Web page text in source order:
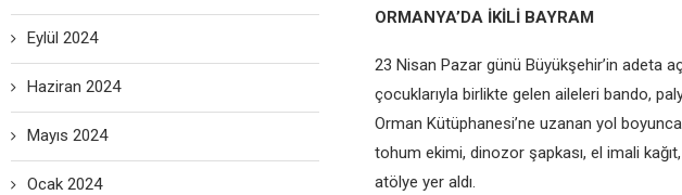
ORMANYA’DA İKİLİ BAYRAM
23 Nisan Pazar günü Büyükşehir’in adeta
çocuklarıyla birlikte gelen aileleri bando,
Orman Kütüphanesi’ne uzanan yol
tohum ekimi, dinozor şapkası, el imali
atölye yer aldı.
Eylül 2024
Haziran 2024
Mayıs 2024
Ocak 2024